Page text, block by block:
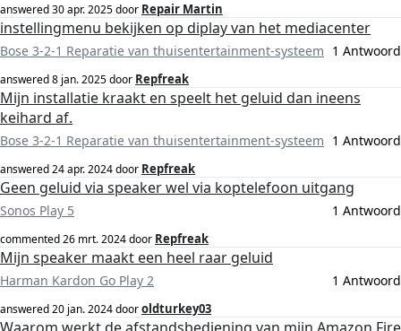
answered30 apr. 2025door Repair Martin
instellingmenu bekijken op diplay van het mediacenter
Bose 3-2-1 Reparatie van thuisentertainment-systeem 1 Antwoord
answered8 jan. 2025door Repfreak
Mijn installatie kraakt en speelt het geluid dan ineens
keihard af.
Bose 3-2-1 Reparatie van thuisentertainment-systeem 1 Antwoord
answered24 apr. 2024door Repfreak
Geen geluid via speaker wel via koptelefoon uitgang
Sonos Play 5 1 Antwoord
commented26 mrt. 2024door Repfreak
Mijn speaker maakt een heel raar geluid
Harman Kardon Go Play 2 1 Antwoord
answered20 jan. 2024dooroldturkey03